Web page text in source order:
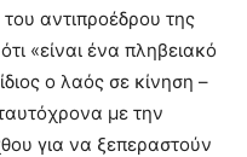
αντιπροέδρου της
«είναι ένα πληβειακό
ο λαός σε κίνηση –
με την
για να ξεπεραστούν